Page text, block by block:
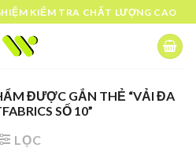
KIỂM TRA CHẤT LƯỢNG CAO
ĐƯỢC GẮN THẺ “VẢI ĐA
SỐ 10”
LỌC